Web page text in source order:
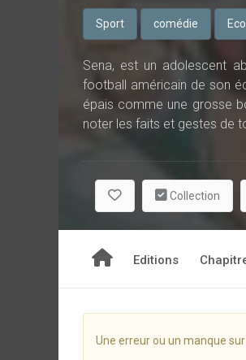
Sport comédie
Sena, est un adolescent
football américain de son
épais comme une grosse
noter les faits et gestes de
Collection
Editions
Une erreur ou un manque